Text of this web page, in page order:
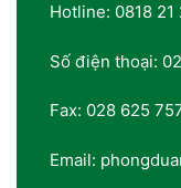
Hotline: 0818 21
Số điện thoại:
Fax: 028 625
Email: